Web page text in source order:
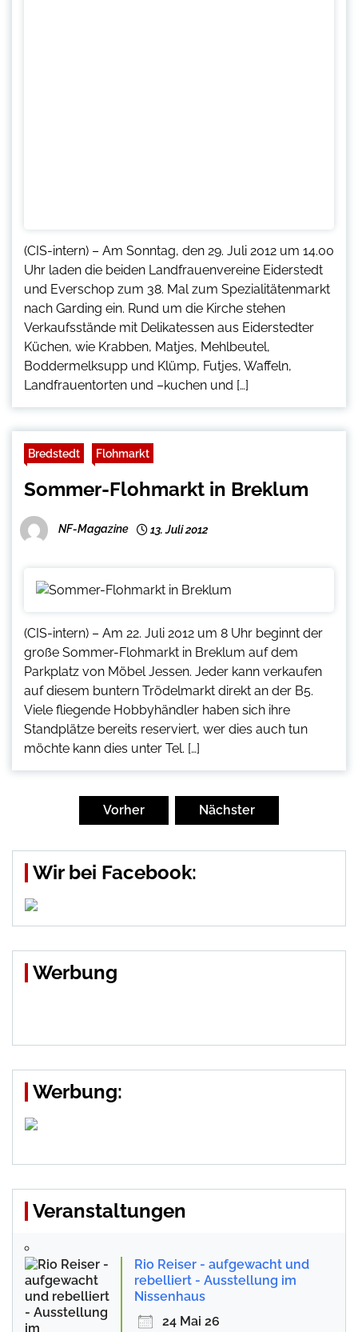
(CIS-intern) – Am Sonntag, den 29. Juli 2012 um 14.00
Uhr laden die beiden Landfrauenvereine Eiderstedt
und Everschop zum 38. Mal zum Spezialitätenmarkt
nach Garding ein. Rund um die Kirche stehen
Verkaufsstände mit Delikatessen aus Eiderstedter
Küchen, wie Krabben, Matjes, Mehlbeutel,
Boddermelksupp und Klümp, Futjes, Waffeln,
Landfrauentorten und –kuchen und […]
Bredstedt Flohmarkt
Sommer-Flohmarkt in Breklum
NF-Magazine 13. Juli 2012
(CIS-intern) – Am 22. Juli 2012 um 8 Uhr beginnt der
große Sommer-Flohmarkt in Breklum auf dem
Parkplatz von Möbel Jessen. Jeder kann verkaufen
auf diesem buntern Trödelmarkt direkt an der B5.
Viele fliegende Hobbyhändler haben sich ihre
Standplätze bereits reserviert, wer dies auch tun
möchte kann dies unter Tel. […]
Vorher Nächster
Wir bei Facebook:
Werbung
Werbung:
Veranstaltungen
Rio Reiser - aufgewacht und
rebelliert - Ausstellung im
Nissenhaus
24 Mai 26